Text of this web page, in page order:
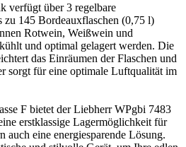
verfügt über 3 regelbare
145 Bordeauxflaschen (0,75 l)
Rotwein, Weißwein und
und optimal gelagert werden. Die
das Einräumen der Flaschen und
sorgt für eine optimale Luftqualität im
F bietet der Liebherr WPgbi 7483
erstklassige Lagermöglichkeit für
auch eine energiesparende Lösung.